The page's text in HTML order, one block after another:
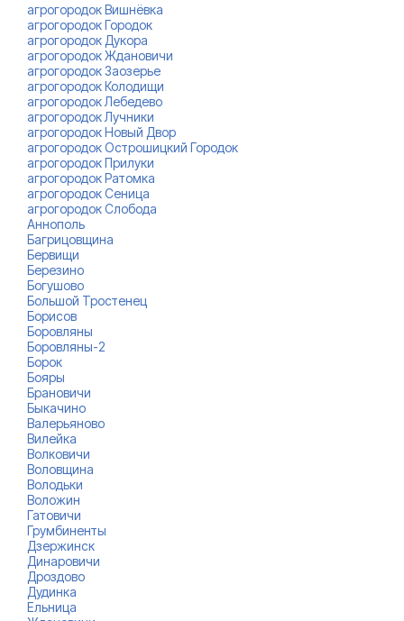
агрогородок Вишнёвка
агрогородок Городок
агрогородок Дукора
агрогородок Ждановичи
агрогородок Заозерье
агрогородок Колодищи
агрогородок Лебедево
агрогородок Лучники
агрогородок Новый Двор
агрогородок Острошицкий Городок
агрогородок Прилуки
агрогородок Ратомка
агрогородок Сеница
агрогородок Слобода
Аннополь
Багрицовщина
Бервищи
Березино
Богушово
Большой Тростенец
Борисов
Боровляны
Боровляны-2
Борок
Бояры
Брановичи
Быкачино
Валерьяново
Вилейка
Волковичи
Воловщина
Володьки
Воложин
Гатовичи
Грумбиненты
Дзержинск
Динаровичи
Дроздово
Дудинка
Ельница